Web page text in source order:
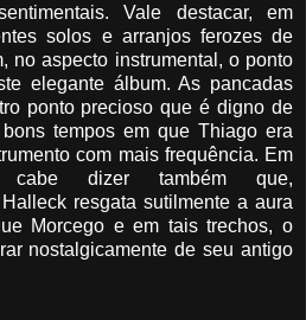
Vale destacar, em
solos e arranjos ferozes de
no aspecto instrumental, o ponto
elegante álbum. As pancadas
ponto precioso que é digno de
tempos em que Thiago era
com mais frequência. Em
cabe dizer também que,
resgata sutilmente a aura
Morcego e em tais trechos, o
nostalgicamente de seu antigo